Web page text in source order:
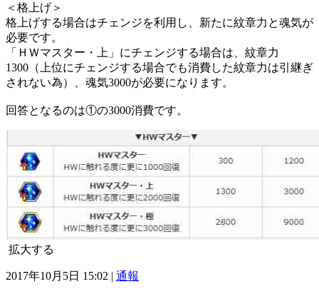
＜格上げ＞
格上げする場合はチェンジを利用し、新たに紋章力と魂気が
必要です。
「ＨＷマスター・上」にチェンジする場合は、紋章力
1300（上位にチェンジする場合でも消費した紋章力は引継ぎ
されない為）、魂気3000が必要になります。
回答となるのは①の3000消費です。
拡大する
2017年10月5日 15:02 | 通報